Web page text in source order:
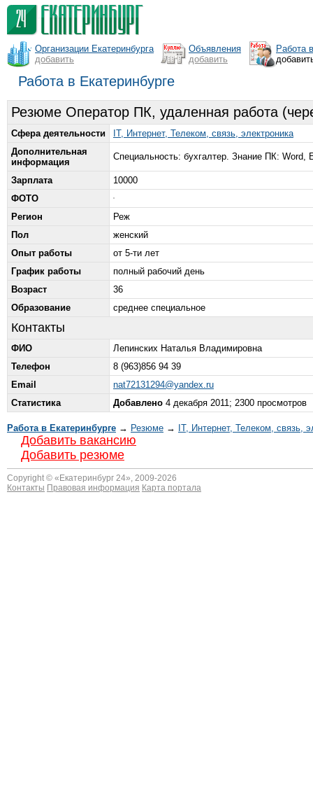
Организации Екатеринбурга
добавить
Объявления
добавить
Работа
Работа в Екатеринбурге
Резюме Оператор ПК, удаленная работа
Сфера деятельности
IT, Интернет, Телеком, связь, электроника
Дополнительная
информация
Специальность: бухгалтер. Знание ПК: Word,
Зарплата
10000
ФОТО
Регион
Реж
Пол
женский
Опыт работы
от 5-ти лет
График работы
полный рабочий день
Возраст
36
Образование
среднее специальное
Контакты
ФИО
Лепинских Наталья Владимировна
Телефон
8 (963)856 94 39
Email
nat72131294@yandex.ru
Статистика
Добавлено 4 декабря 2011; 2300 просмотров
Работа в Екатеринбурге → Резюме → IT, Интернет, Телеком, связь,
Добавить вакансию
Добавить резюме
Copyright © « Екатеринбург 24», 2009-2026
Контакты Правовая информация Карта портала